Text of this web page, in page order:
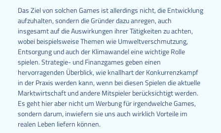
Das Ziel von solchen Games ist allerdings nicht, die Entwicklung
aufzuhalten, sondern die Gründer dazu anregen, auch
insgesamt auf die Auswirkungen ihrer Tätigkeiten zu achten,
wobei beispielsweise Themen wie Umweltverschmutzung,
Entsorgung und auch der Klimawandel eine wichtige Rolle
spielen. Strategie- und Finanzgames geben einen
hervorragenden Überblick, wie knallhart der Konkurrenzkampf
in der Praxis werden kann, wenn bei diesen Spielen die aktuelle
Marktwirtschaft und andere Mitspieler berücksichtigt werden.
Es geht hier aber nicht um Werbung für irgendwelche Games,
sondern darum, inwiefern sie uns auch wirklich Vorteile im
realen Leben liefern können.